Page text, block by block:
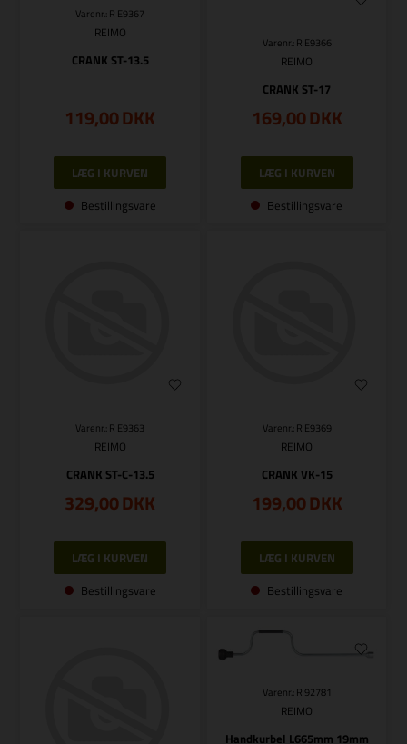
Varenr.: R E9367
REIMO
CRANK ST-13.5
119,00DKK
Bestillingsvare
Varenr.: R E9366
REIMO
CRANK ST-17
169,00DKK
Bestillingsvare
Varenr.: R E9363
REIMO
CRANK ST-C-13.5
329,00DKK
Bestillingsvare
Varenr.: R E9369
REIMO
CRANK VK-15
199,00DKK
Bestillingsvare
Varenr.: R 92781
REIMO
Handkurbel L665mm 19mm